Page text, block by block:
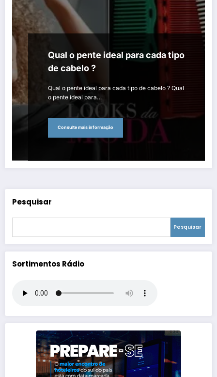
Qual o pente ideal para cada tipo
de cabelo ?
Qual o pente ideal para cada tipo de cabelo ? Qual
o pente ideal para…
Consulte mais informação
Pesquisar
Pesquisar
Sortimentos Rádio